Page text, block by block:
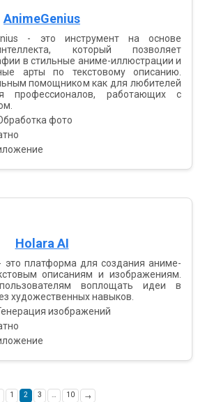
AnimeGenius
- это инструмент на основе
который позволяет
в стильные аниме-иллюстрации и
арты по текстовому описанию.
помощником как для любителей
работающих с
фото
Holara AI
это платформа для создания аниме-
описаниям и изображениям.
воплощать идеи в
художественных навыков.
изображений
1 2 3 10 →